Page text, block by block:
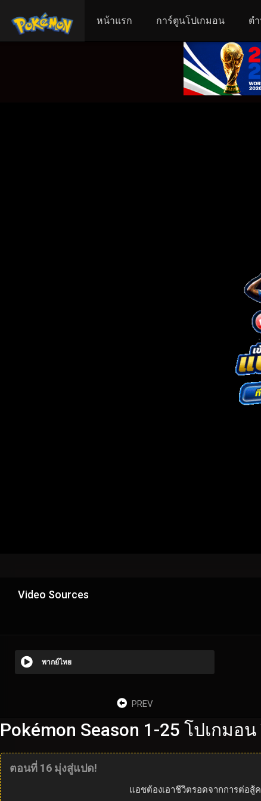
หน้าแรก การ์ตูนโปเกมอน ต
Video Sources
พากย์ไทย
PREV
Pokémon Season 1-25 โปเกมอ
ตอนที่ 16 มุ่งสู่แปด!
แอชต้องเอาชีวิตรอดจากการต่อ